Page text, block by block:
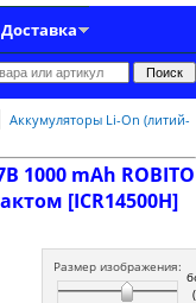
Доставка
Аккумуляторы Li-On (литий-
1000 mAh
[ICR14500H]
Размер изображения: